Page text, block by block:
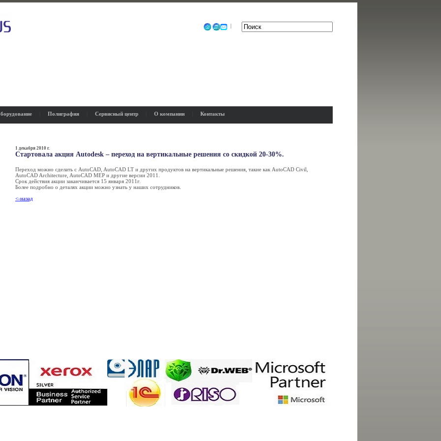
|
Полиграфия Сервисный центр О компании Контакты
1 декабря 2010 г.
Стартовала акция Autodesk – переход на вертикальные решения со скидкой 20-30%.
Переход можно сделать с AutoCAD, AutoCAD LT и других продуктов на вертикальные решения, такие как AutoCAD Civil,
AutoCAD Architecture, AutoCAD MEP и другие версии 2011.
Срок действия акции заканчивается 15 января 2011г.
Более подробно о деталях акции можно узнать у наших сотрудников.
<-назад